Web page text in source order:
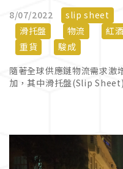
8/07/2022 slip sheet
滑托盤
物流 紅酒
重貨
駿成
隨著全球供應鏈物流需求激
加，其中滑托盤(Slip